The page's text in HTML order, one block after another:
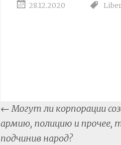
28.12.2020
Post
navigation
←Могут ли корпорации
армию, полицию и
подчинив народ?